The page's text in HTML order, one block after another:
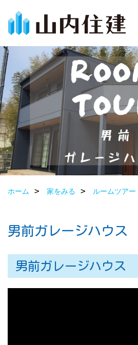
ホーム 家をみる ルームツアー
男前ガレージハウス
男前ガレージハウス